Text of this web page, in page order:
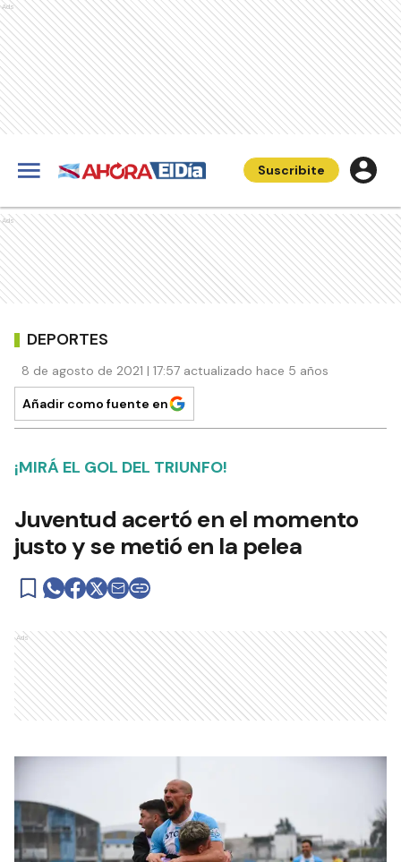
Ads
Suscribite
Ads
DEPORTES
8 de agosto de 2021 | 17:57 actualizado hace 5 años
Añadir como fuente en
¡MIRÁ EL GOL DEL TRIUNFO!
Juventud acertó en el momento
justo y se metió en la pelea
Ads